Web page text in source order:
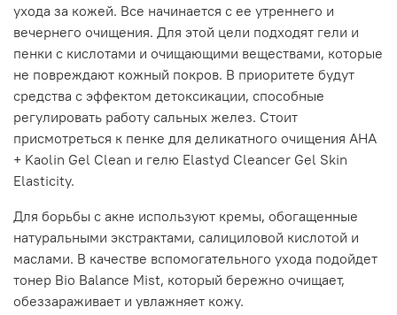
ухода за кожей. Все начинается с ее утреннего и
вечернего очищения. Для этой цели подходят гели и
пенки с кислотами и очищающими веществами, которые
не повреждают кожный покров. В приоритете будут
средства с эффектом детоксикации, способные
регулировать работу сальных желез. Стоит
присмотреться к пенке для деликатного очищения AHA
+ Kaolin Gel Clean и гелю Elastyd Cleancer Gel Skin
Elasticity.
Для борьбы с акне используют кремы, обогащенные
натуральными экстрактами, салициловой кислотой и
маслами. В качестве вспомогательного ухода подойдет
тонер Bio Balance Mist, который бережно очищает,
обеззараживает и увлажняет кожу.